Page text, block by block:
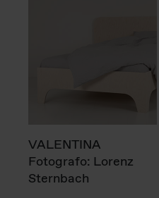
VALENTINA
Fotografo: Lorenz
Sternbach